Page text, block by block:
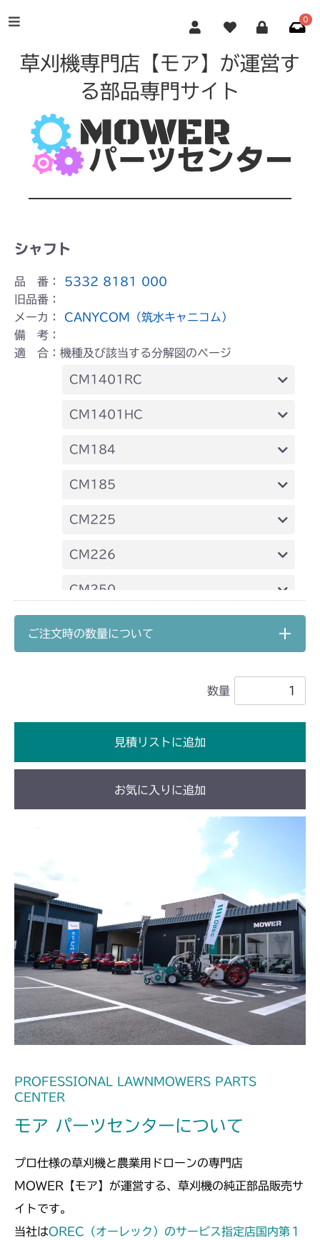
0
草刈機専門店【モア】が運営す
る部品専門サイト
シャフト
品 番：
5332 8181 000
旧品番：
メーカ： CANYCOM（筑水キャニコム）
備 考：
適 合：機種及び該当する分解図のページ
CM1401RC
ミッション FIG7 シフター
CM1401HC
ミッション FIG8 シフター
CM184
ミッション FIG7 シフター
CM185
ミッション FIG7 シフター
CM225
ミッション FIG7 シフター
CM226
ミッション FIG7 シフター
CM250
ミッション FIG7 シフター
ミッション FIG7 シフター
CM2201YCV/YCS
ミッション FIG8 シフター
CM2203RC
ミッション FIG7 シフター
CM2203YC/YCV/YCV1
ミッション FIG7 シフター
ミッション FIG8 シフター
CM2501
ミッション FIG7 シフター
CM2503
ミッション FIG7 シフター
CMX1402RC
ミッション FIG8 シフター
CMX1402HC
ミッション FIG8 シフター
CMX186
ミッション FIG8 シフター
CMX224
CMX227
ミッション FIG8 シフター
CMX253
ご注文時の数量について
数量
見積リストに追加
お気に入りに追加
PROFESSIONAL LAWNMOWERS PARTS
CENTER
モア パーツセンターについて
プロ仕様の草刈機と農業用ドローンの専門店
MOWER【モア】が運営する、草刈機の純正部品販売サ
イトです。
当社はOREC（オーレック）のサービス指定店国内第１